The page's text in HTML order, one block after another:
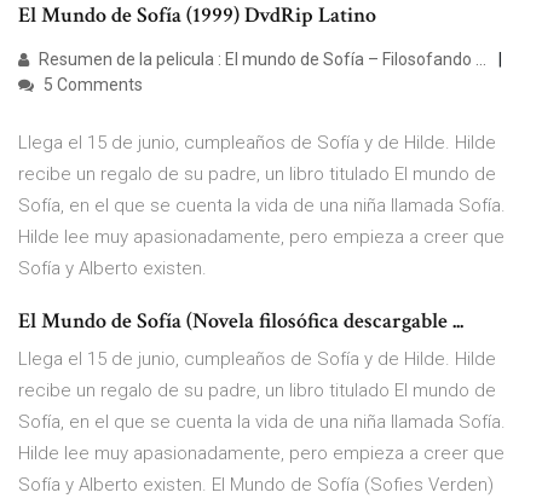
El Mundo de Sofía (1999) DvdRip Latino
Resumen de la pelicula : El mundo de Sofía – Filosofando ...
5 Comments
Llega el 15 de junio, cumpleaños de Sofía y de Hilde. Hilde
recibe un regalo de su padre, un libro titulado El mundo de
Sofía, en el que se cuenta la vida de una niña llamada Sofía.
Hilde lee muy apasionadamente, pero empieza a creer que
Sofía y Alberto existen.
El Mundo de Sofía (Novela filosófica descargable ...
Llega el 15 de junio, cumpleaños de Sofía y de Hilde. Hilde
recibe un regalo de su padre, un libro titulado El mundo de
Sofía, en el que se cuenta la vida de una niña llamada Sofía.
Hilde lee muy apasionadamente, pero empieza a creer que
Sofía y Alberto existen. El Mundo de Sofía (Sofies Verden)